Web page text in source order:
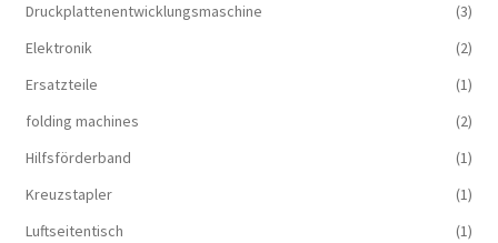
Druckplattenentwicklungsmaschine
(3)
Elektronik
(2)
Ersatzteile
(1)
folding machines
(2)
Hilfsförderband
(1)
Kreuzstapler
(1)
Luftseitentisch
(1)